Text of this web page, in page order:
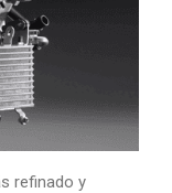
refinado y